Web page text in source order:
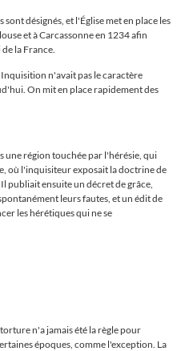
désignés, et l'Église met en place les
et à Carcassonne en 1234 afin
la France.
n'avait pas le caractère
On mit en place rapidement des
une région touchée par l'hérésie, qui
où l'inquisiteur exposait la doctrine de
publiait ensuite un décret de grâce,
leurs fautes, et un édit de
les hérétiques qui ne se
torture n'a jamais été la règle pour
époques, comme l'exception. La